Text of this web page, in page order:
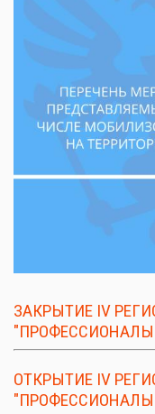
ЗАКРЫТИЕ IV
ОТКРЫТИЕ IV